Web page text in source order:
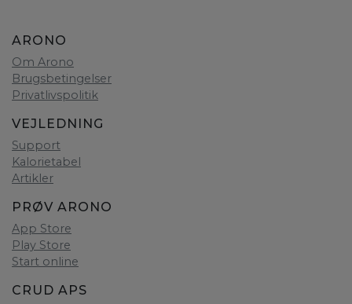
ARONO
Om Arono
Brugsbetingelser
Privatlivspolitik
VEJLEDNING
Support
Kalorietabel
Artikler
PRØV ARONO
App Store
Play Store
Start online
CRUD APS